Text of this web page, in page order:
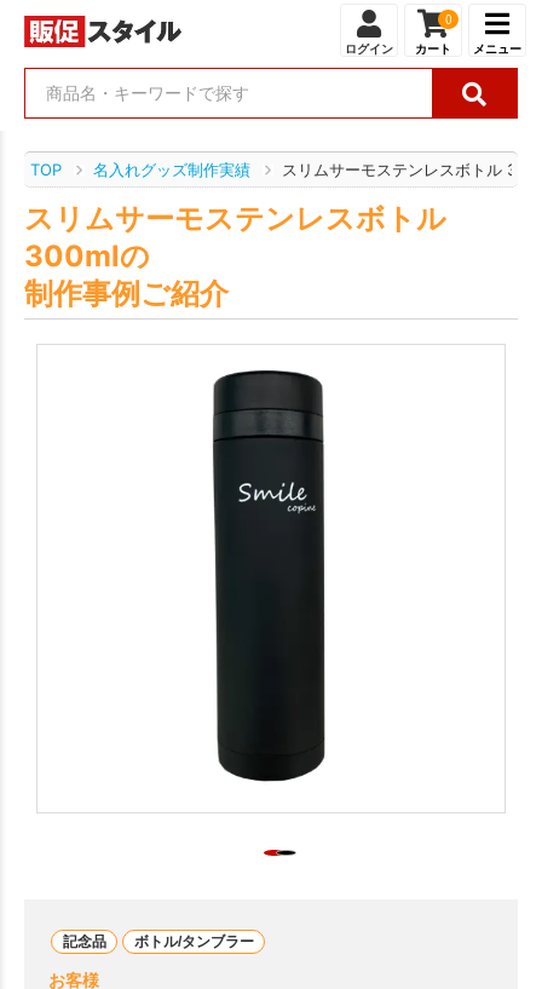
ログイン
0
カート メニュー
TOP 名入れグッズ制作実績 スリムサーモステンレスボトル
スリムサーモステンレスボトル
300mlの
制作事例ご紹介
記念品 ボトル/タンブラー
お客様